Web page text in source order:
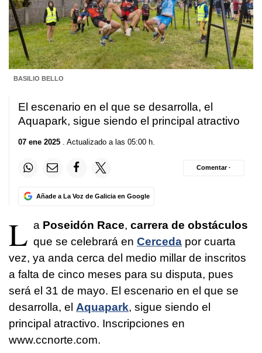
BASILIO BELLO
El escenario en el que se desarrolla, el
Aquapark, sigue siendo el principal atractivo
07 ene 2025 . Actualizado a las 05:00 h.
Añade a La Voz de Galicia en Google
Comentar ·
L a Poseidón Race, carrera de obstáculos
que se celebrará en Cerceda por cuarta
vez, ya anda cerca del medio millar de inscritos
a falta de cinco meses para su disputa, pues
será el 31 de mayo. El escenario en el que se
desarrolla, el Aquapark, sigue siendo el
principal atractivo. Inscripciones en
www.ccnorte.com.